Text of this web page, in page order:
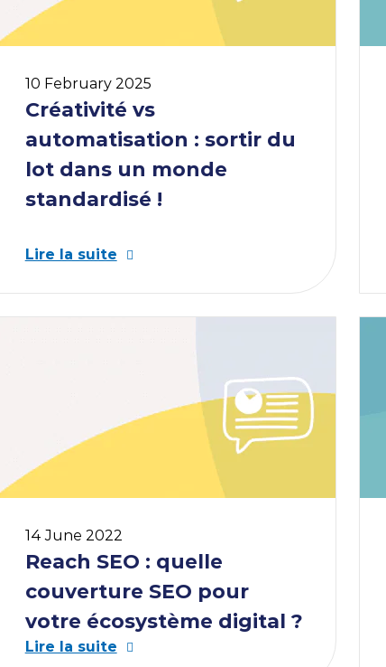
10 February 2025
Créativité vs
automatisation : sortir du
lot dans un monde
standardisé !
Lire la suite
14 June 2022
Reach SEO : quelle
couverture SEO pour
votre écosystème digital ?
Lire la suite